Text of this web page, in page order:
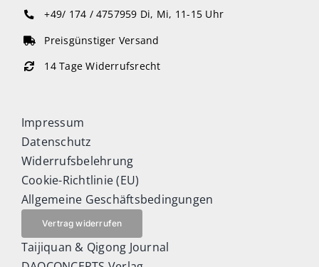
+49/ 174 / 4757959 Di, Mi, 11-15 Uhr
Preisgünstiger Versand
14 Tage Widerrufsrecht
Impressum
Datenschutz
Widerrufsbelehrung
Cookie-Richtlinie (EU)
Allgemeine Geschäftsbedingungen
Vertrag widerrufen
Taijiquan & Qigong Journal